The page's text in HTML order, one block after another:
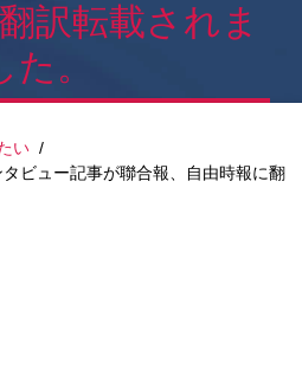
訳転載されま
た。
い /
ビュー記事が聯合報、自由時報に翻